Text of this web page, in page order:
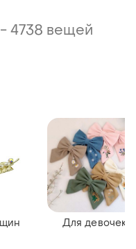
-4738 вещей
Для девочек